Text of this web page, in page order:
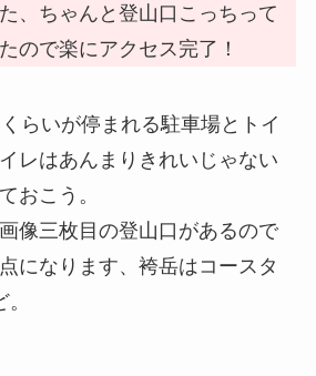
、ちゃんと登山口こっちって
ので楽にアクセス完了！
らいが停まれる駐車場とトイ
レはあんまりきれいじゃない
おこう。
像三枚目の登山口があるので
になります、袴岳はコースタ